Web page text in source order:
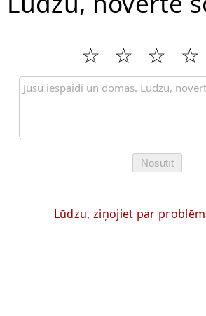
Nosūtīt
Lūdzu, ziņojiet par